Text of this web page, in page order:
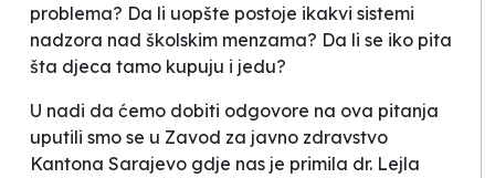
problema? Da li uopšte postoje ikakvi sistemi
nadzora nad školskim menzama? Da li se iko pita
šta djeca tamo kupuju i jedu?
U nadi da ćemo dobiti odgovore na ova pitanja
uputili smo se u Zavod za javno zdravstvo
Kantona Sarajevo gdje nas je primila dr. Lejla